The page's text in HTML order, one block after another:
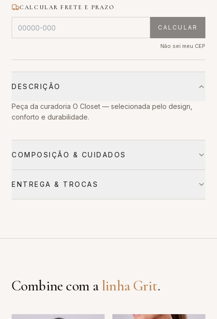
CALCULAR FRETE E PRAZO
CALCULAR
Não sei meu CEP
DESCRIÇÃO
Peça da curadoria O Closet — selecionada pelo design,
conforto e durabilidade.
COMPOSIÇÃO & CUIDADOS
ENTREGA & TROCAS
Combine com alinhaGrit.